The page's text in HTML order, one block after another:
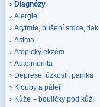
Diagnózy
Alergie
Arytmie, bušení srdce, tlak
Astma
Atopický ekzém
Autoimunita
Deprese, úzkosti, panika
Klouby a páteř
Kůže – bouličky pod kůží